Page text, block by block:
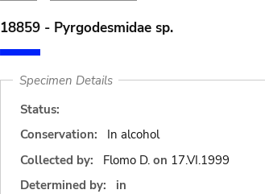
18859 - Pyrgodesmidae sp.
Specimen Details
Status:
Conservation:
In alcohol
Collected by:
Flomo D. on 17.VI.1999
Determined by:
in